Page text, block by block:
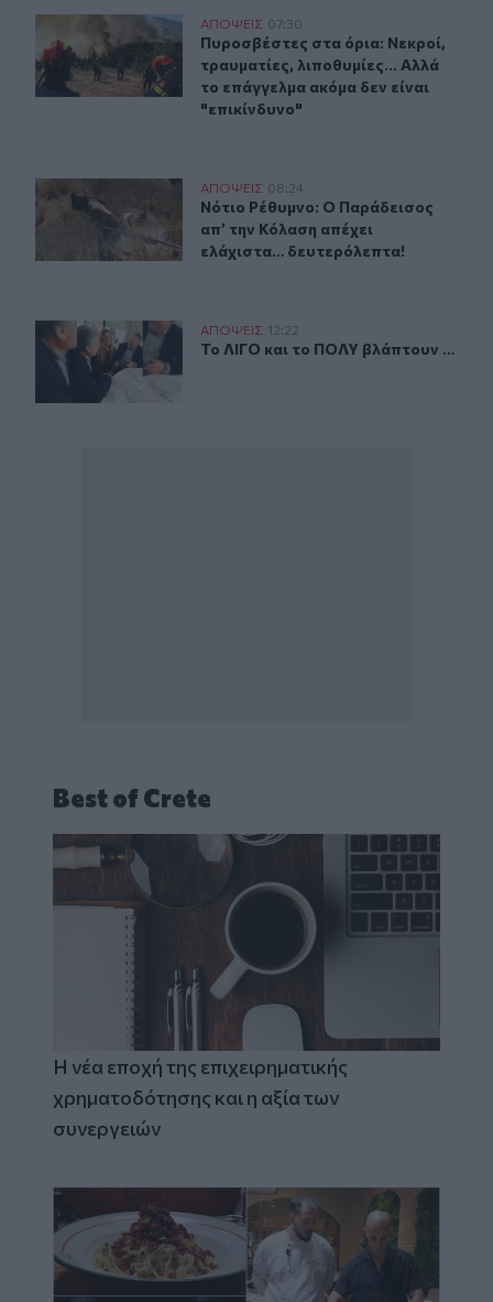
Πυροσβέστες στα όρια: Νεκροί, τραυματίες,
ΑΠΟΨΕΙΣ 07:30
Πυροσβέστες στα όρια: Νεκροί,
Πυροσβέστες στα όρια: Νεκροί,
τραυματίες, λιποθυμίες... Αλλά
το επάγγελμα ακόμα δεν είναι
"επικίνδυνο"
Νότιο Ρέθυμνο: Ο Παράδεισος απ’ την Κόλαση απέχει
ΑΠΟΨΕΙΣ 08:24
Νότιο Ρέθυμνο: Ο Παράδεισος απ’
Νότιο Ρέθυμνο: Ο Παράδεισος
απ’ την Κόλαση απέχει
ελάχιστα… δευτερόλεπτα!
Το ΛΙΓΟ και το ΠΟΛΥ βλάπτουν …
ΑΠΟΨΕΙΣ 12:22
Το ΛΙΓΟ και το ΠΟΛΥ βλάπτουν …
Το ΛΙΓΟ και το ΠΟΛΥ βλάπτουν …
Best of Crete
Η νέα εποχή της επιχειρηματικής
χρηματοδότησης και η αξία των
συνεργειών